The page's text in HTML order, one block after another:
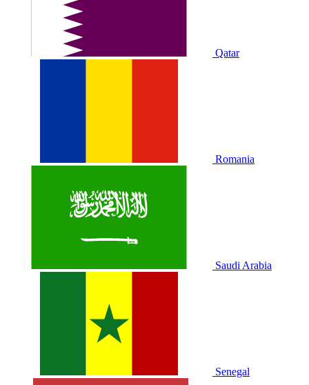
Qatar
Romania
Saudi Arabia
Senegal